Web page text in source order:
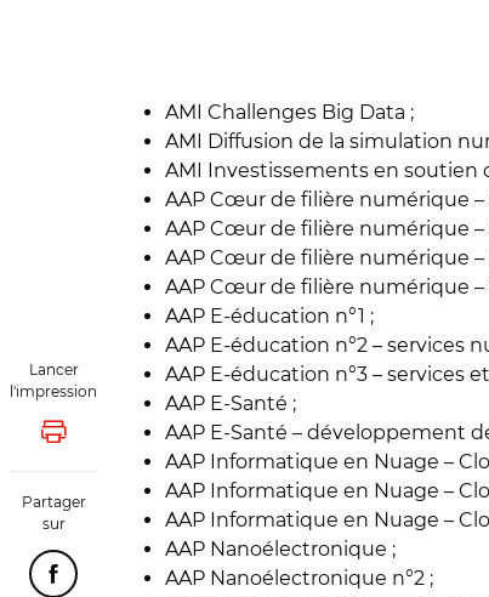
Lancer
l'impression
Lancer l'impression
Partager
sur
Partager cette page sur Facebook
AMI Challenges Big Data ;
AMI Diffusion de la simulation
AMI Investissements en
AAP Cœur de filière numérique
AAP Cœur de filière numérique
AAP Cœur de filière numérique
AAP Cœur de filière numérique
AAP E-éducation n°1 ;
AAP E-éducation n°2 – services
AAP E-éducation n°3 – services
AAP E-Santé ;
AAP E-Santé – développement
AAP Informatique en Nuage –
AAP Informatique en Nuage –
AAP Informatique en Nuage –
AAP Nanoélectronique ;
AAP Nanoélectronique n°2 ;